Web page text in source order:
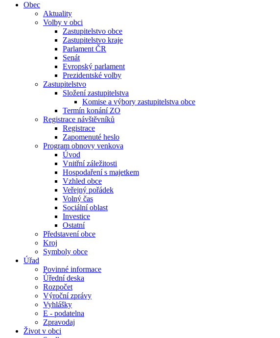
Obec
Aktuality
Volby v obci
Zastupitelstvo obce
Zastupitelstvo kraje
Parlament ČR
Senát
Evropský parlament
Prezidentské volby
Zastupitelstvo
Složení zastupitelstva
Komise a výbory zastupitelstva obce
Termín konání ZO
Registrace návštěvníků
Registrace
Zapomenuté heslo
Program obnovy venkova
Úvod
Vnitřní záležitosti
Hospodaření s majetkem
Vzhled obce
Veřejný pořádek
Volný čas
Sociální oblast
Investice
Ostatní
Představení obce
Kroj
Symboly obce
Úřad
Povinné informace
Úřední deska
Rozpočet
Výroční zprávy
Vyhlášky
E - podatelna
Zpravodaj
Život v obci